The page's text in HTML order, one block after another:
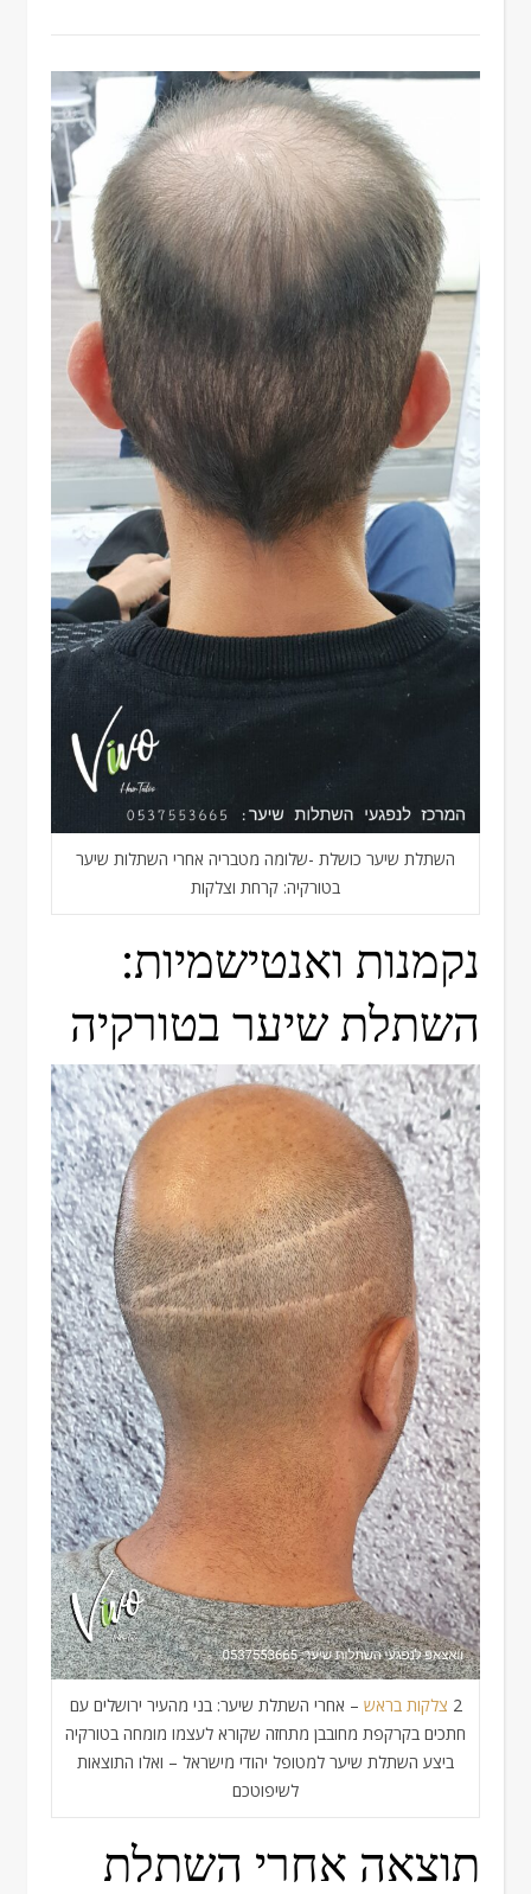
השתלת שיער כושלת -שלומה מטבריה אחרי השתלות שיער
בטורקיה: קרחת וצלקות
נקמנות ואנטישמיות:
השתלת שיער בטורקיה
2 צלקות בראש – אחרי השתלת שיער: בני מהעיר ירושלים עם
חתכים בקרקפת מחובבן מתחזה שקורא לעצמו מומחה בטורקיה
ביצע השתלת שיער למטופל יהודי מישראל – ואלו התוצאות
לשיפוטכם
תוצאה אחרי השתלת